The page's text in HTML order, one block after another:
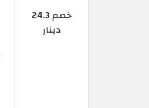
خصم 24.3
دينار